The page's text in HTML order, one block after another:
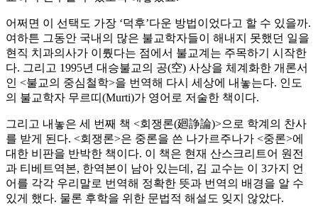
어쩌면 이 선택도 가장 ‘덕후’다운 방법이었다고 할 수 있을까.
여하튼 그동안 국내의 많은 불교학자들이 해내지 못했던 일을
현직 치과의사가 이뤘다는 점에서 불교계는 주목하기 시작한
다. 그리고 1995년 대승불교의 공(空) 사상을 체계화한 개론서
인 <불교의 중심철학>을 번역해 다시 세상에 내놓는다. 인도
의 불교학자 무르띠(Murti)가 영어로 저술한 책이다.
그리고 내놓은 세 번째 책 <회쟁론(廻諍論)>으로 학계의 찬사
를 받게 된다. <회쟁론>은 중론을 쓴 나가르주나가 <중론>에
대한 비판을 반박한 책이다. 이 책은 현재 산스크리트어 원전
과 티베트역본, 한역본이 남아 있는데, 김 교수는 이 3가지 언
어를 각각 우리말로 번역해 정확한 뜻과 번역의 배경을 알 수
있게 했다. 물론 후학을 위한 문법적 해설도 잊지 않았다.